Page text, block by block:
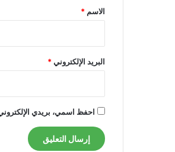
*
الاسم *
البريد الإلكتروني*
احفظ اسمي، بريدي